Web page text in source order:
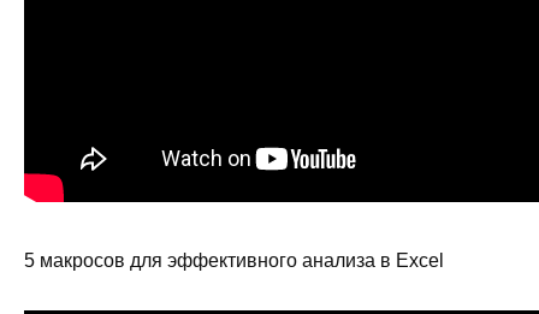
5 макросов для эффективного анализа в Excel